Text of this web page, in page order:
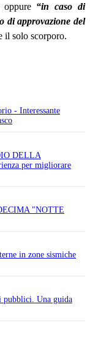
oppure “in caso di
di approvazione del
il solo scorporo.
- Interessante
DELLA
per migliorare
"NOTTE
in zone sismiche
pubblici. Una guida